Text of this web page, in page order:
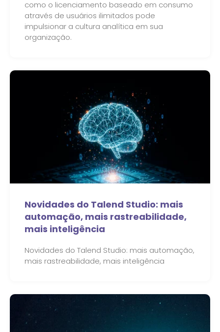
como o licenciamento baseado em consumo
através de usuários ilimitados pode
impulsionar a cultura analítica em sua
organização.
Novidades do Talend Studio: mais
automação, mais rastreabilidade,
mais inteligência
Novidades do Talend Studio: mais automação,
mais rastreabilidade, mais inteligência